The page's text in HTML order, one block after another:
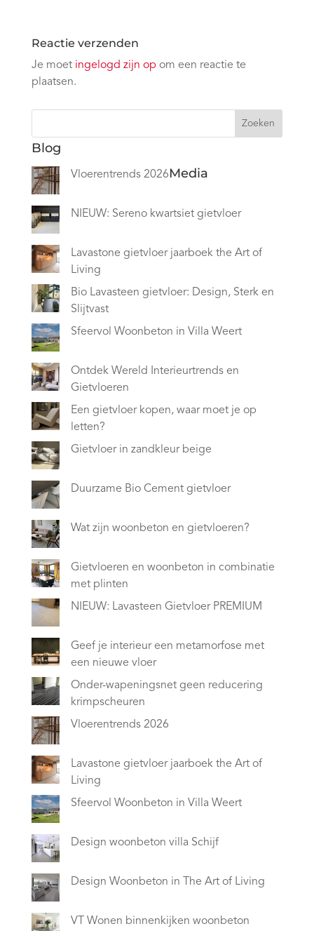
Reactie verzenden
Je moet ingelogd zijn op om een reactie te
plaatsen.
Zoeken
Blog
Vloerentrends 2026
NIEUW: Sereno kwartsiet gietvloer
Lavastone gietvloer jaarboek the Art of
Living
Bio Lavasteen gietvloer: Design, Sterk en
Slijtvast
Sfeervol Woonbeton in Villa Weert
Ontdek Wereld Interieurtrends en
Gietvloeren
Een gietvloer kopen, waar moet je op
letten?
Gietvloer in zandkleur beige
Duurzame Bio Cement gietvloer
Wat zijn woonbeton en gietvloeren?
Gietvloeren en woonbeton in combinatie
met plinten
NIEUW: Lavasteen Gietvloer PREMIUM
Geef je interieur een metamorfose met
een nieuwe vloer
Onder-wapeningsnet geen reducering
krimpscheuren
Media
Vloerentrends 2026
Lavastone gietvloer jaarboek the Art of
Living
Sfeervol Woonbeton in Villa Weert
Design woonbeton villa Schijf
Design Woonbeton in The Art of Living
VT Wonen binnenkijken woonbeton